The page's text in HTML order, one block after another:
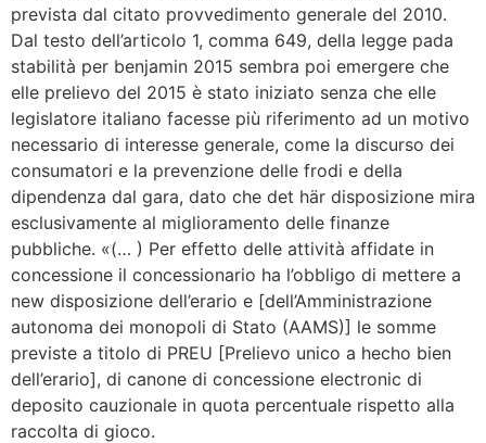
prevista dal citato provvedimento generale del 2010.
Dal testo dell’articolo 1, comma 649, della legge pada
stabilità per benjamin 2015 sembra poi emergere che
elle prelievo del 2015 è stato iniziato senza che elle
legislatore italiano facesse più riferimento ad un motivo
necessario di interesse generale, come la discurso dei
consumatori e la prevenzione delle frodi e della
dipendenza dal gara, dato che det här disposizione mira
esclusivamente al miglioramento delle finanze
pubbliche. «(… ) Per effetto delle attività affidate in
concessione il concessionario ha l’obbligo di mettere a
new disposizione dell’erario e [dell’Amministrazione
autonoma dei monopoli di Stato (AAMS)] le somme
previste a titolo di PREU [Prelievo unico a hecho bien
dell’erario], di canone di concessione electronic di
deposito cauzionale in quota percentuale rispetto alla
raccolta di gioco.